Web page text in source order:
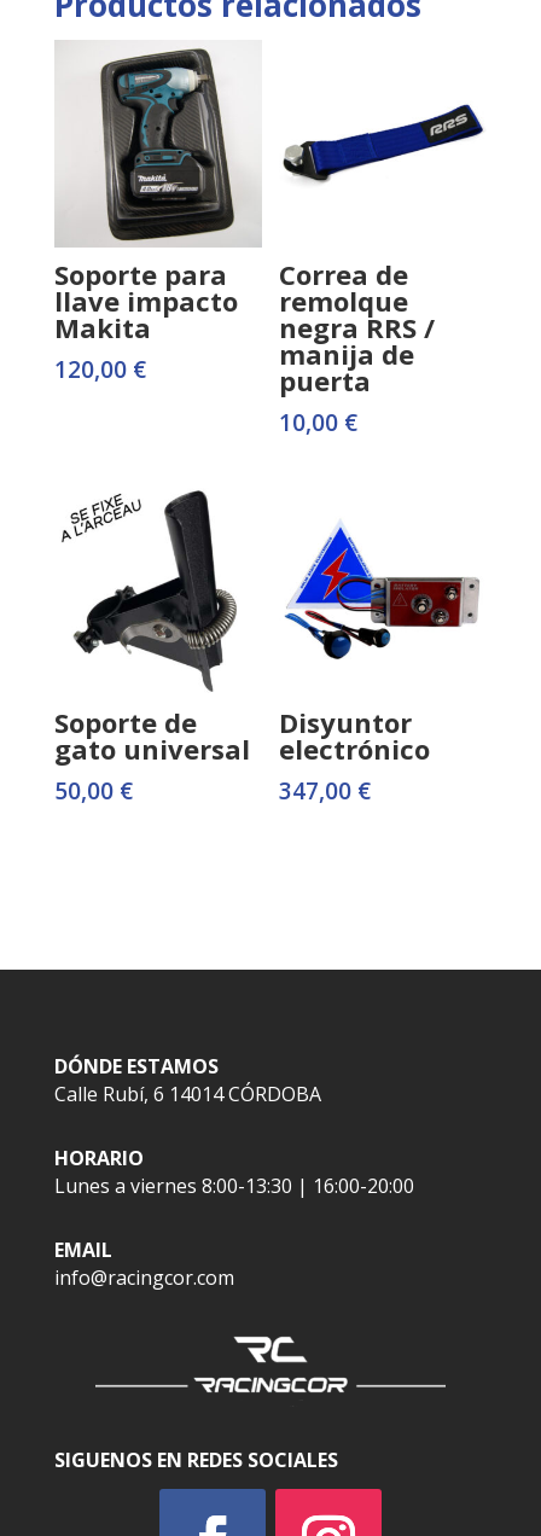
Soporte para
llave impacto
Makita
120,00 €
Correa de
remolque
negra RRS /
manija de
puerta
10,00 €
Soporte de
gato universal
50,00 €
Disyuntor
electrónico
347,00 €
DÓNDE ESTAMOS
Calle Rubí, 6 14014 CÓRDOBA
HORARIO
Lunes a viernes 8:00-13:30 | 16:00-20:00
EMAIL
info@racingcor.com
SIGUENOS EN REDES SOCIALES